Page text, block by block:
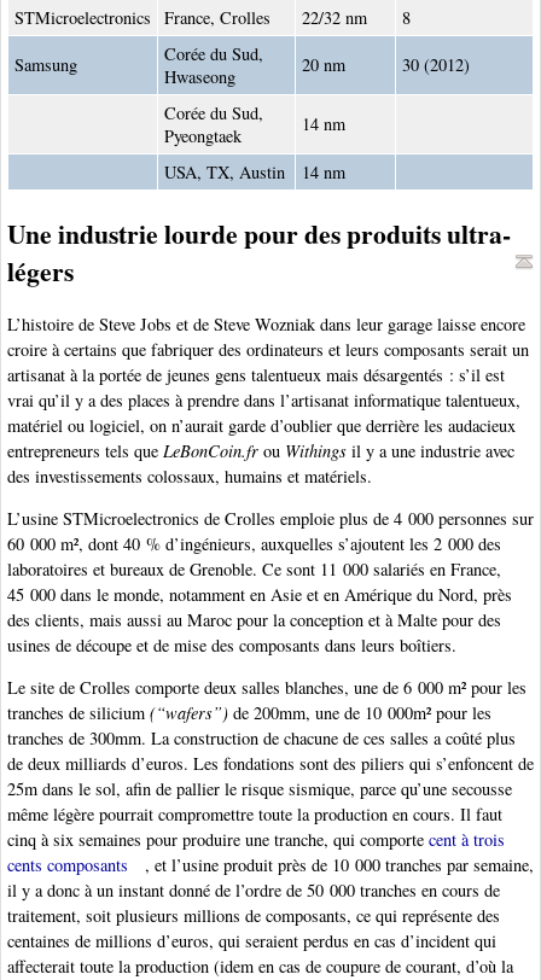
STMicroelectronics France, Crolles 22/32 nm 8
Samsung
Corée du Sud,
Hwaseong
20 nm 30 (2012)
Corée du Sud,
Pyeongtaek
14 nm
USA, TX, Austin 14 nm
Une industrie lourde pour des produits ultra-
légers
L’histoire de Steve Jobs et de Steve Wozniak dans leur garage laisse encore
croire à certains que fabriquer des ordinateurs et leurs composants serait un
artisanat à la portée de jeunes gens talentueux mais désargentés : s’il est
vrai qu’il y a des places à prendre dans l’artisanat informatique talentueux,
matériel ou logiciel, on n’aurait garde d’oublier que derrière les audacieux
entrepreneurs tels que LeBonCoin.fr ou Withings il y a une industrie avec
des investissements colossaux, humains et matériels.
L’usine STMicroelectronics de Crolles emploie plus de 4 000 personnes sur
60 000 m², dont 40 % d’ingénieurs, auxquelles s’ajoutent les 2 000 des
laboratoires et bureaux de Grenoble. Ce sont 11 000 salariés en France,
45 000 dans le monde, notamment en Asie et en Amérique du Nord, près
des clients, mais aussi au Maroc pour la conception et à Malte pour des
usines de découpe et de mise des composants dans leurs boîtiers.
Le site de Crolles comporte deux salles blanches, une de 6 000 m² pour les
tranches de silicium (“wafers”) de 200mm, une de 10 000m² pour les
tranches de 300mm. La construction de chacune de ces salles a coûté plus
de deux milliards d’euros. Les fondations sont des piliers qui s’enfoncent de
25m dans le sol, afin de pallier le risque sismique, parce qu’une secousse
même légère pourrait compromettre toute la production en cours. Il faut
cinq à six semaines pour produire une tranche, qui comporte cent à trois
cents composants
, et l’usine produit près de 10 000 tranches par semaine,
il y a donc à un instant donné de l’ordre de 50 000 tranches en cours de
traitement, soit plusieurs millions de composants, ce qui représente des
centaines de millions d’euros, qui seraient perdus en cas d’incident qui
affecterait toute la production (idem en cas de coupure de courant, d’où la